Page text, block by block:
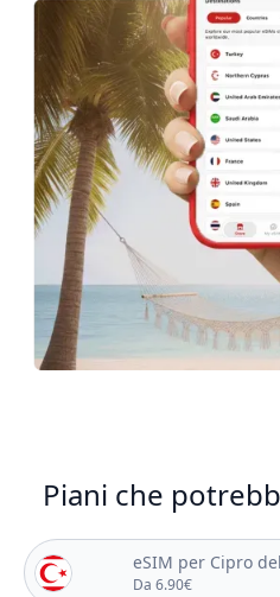
Piani che
eSIM per Cipro
Da 6.90€